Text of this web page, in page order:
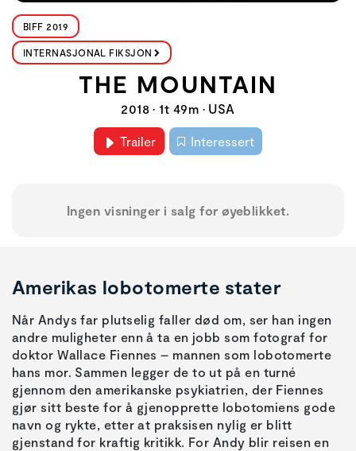
BIFF 2019
INTERNASJONAL FIKSJON
THE MOUNTAIN
2018 • 1t 49m • USA
Trailer Interessert
Ingen visninger i salg for øyeblikket.
Amerikas lobotomerte stater
Når Andys far plutselig faller død om, ser han ingen
andre muligheter enn å ta en jobb som fotograf for
doktor Wallace Fiennes – mannen som lobotomerte
hans mor. Sammen legger de to ut på en turné
gjennom den amerikanske psykiatrien, der Fiennes
gjør sitt beste for å gjenopprette lobotomiens gode
navn og rykte, etter at praksisen nylig er blitt
gjenstand for kraftig kritikk. For Andy blir reisen en